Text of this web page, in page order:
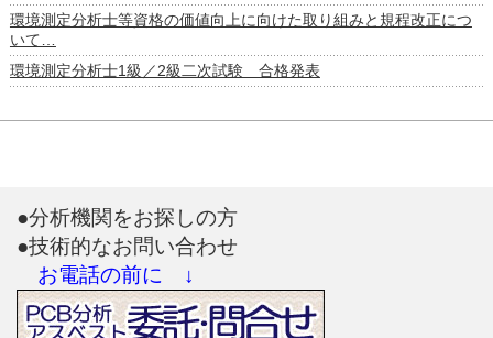
環境測定分析士等資格の価値向上に向けた取り組みと規程改正につ
いて…
環境測定分析士1級／2級二次試験 合格発表
●分析機関をお探しの方
●技術的なお問い合わせ
お電話の前に ↓